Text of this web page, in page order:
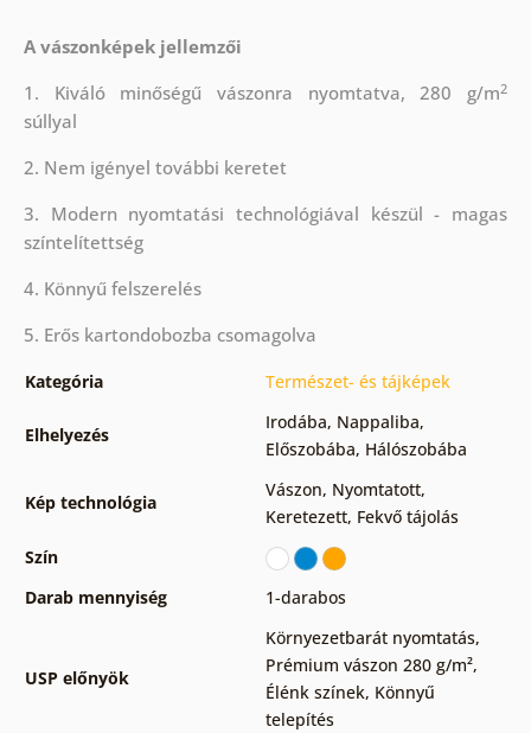
A vászonképek jellemzői
1. Kiváló minőségű vászonra nyomtatva, 280 g/m2
súllyal
2. Nem igényel további keretet
3. Modern nyomtatási technológiával készül - magas
színtelítettség
4. Könnyű felszerelés
5. Erős kartondobozba csomagolva
Kategória Természet- és tájképek
Elhelyezés
Irodába, Nappaliba,
Előszobába, Hálószobába
Kép technológia
Vászon, Nyomtatott,
Keretezett, Fekvő tájolás
Szín
Darab mennyiség
1-darabos
USP előnyök
Környezetbarát nyomtatás,
Prémium vászon 280 g/m²,
Élénk színek, Könnyű
telepítés